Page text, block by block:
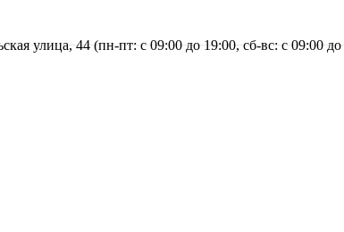
улица, 44 (пн-пт: с09:00 до 19:00, сб-вс: с 09:00